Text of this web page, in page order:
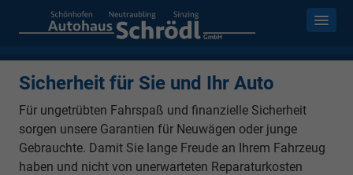
Sicherheit für Sie und Ihr Auto
Für ungetrübten Fahrspaß und finanzielle Sicherheit
sorgen unsere Garantien für Neuwägen oder junge
Gebrauchte. Damit Sie lange Freude an Ihrem Fahrzeug
haben und nicht von unerwarteten Reparaturkosten